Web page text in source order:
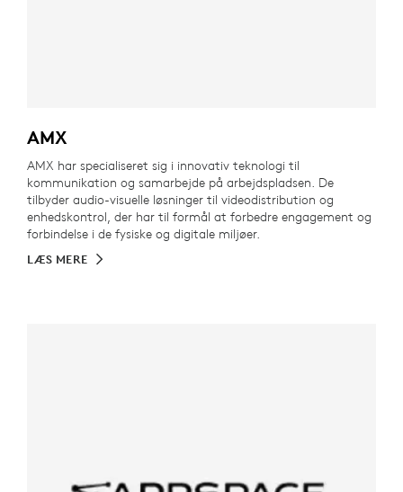
AMX
AMX har specialiseret sig i innovativ teknologi til
kommunikation og samarbejde på arbejdspladsen. De
tilbyder audio-visuelle løsninger til videodistribution og
enhedskontrol, der har til formål at forbedre engagement og
forbindelse i de fysiske og digitale miljøer.
LÆS MERE